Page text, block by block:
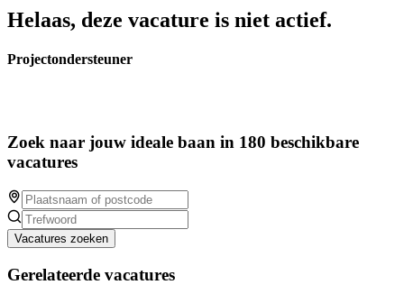
Helaas, deze vacature is niet actief.
Projectondersteuner
Zoek naar jouw ideale baan in 180 beschikbare
vacatures
Vacatures zoeken
Gerelateerde vacatures